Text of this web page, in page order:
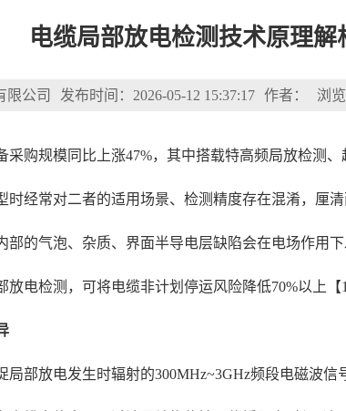
电缆局部放电检测技术原理
限公司 发布时间：2026-05-12 15:37:17 作者： 浏
采购规模同比上涨47%，其中搭载特高频局放检测
时经常对二者的适用场景、检测精度存在混淆，厘
部的气泡、杂质、界面半导电层缺陷会在电场作
电检测，可将电缆非计划停运风险降低70%以上【1
局部放电发生时辐射的300MHz~3GHz频段电磁波